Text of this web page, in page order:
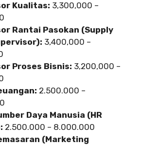
Kualitas: 3,300,000 –
Rantai Pasokan (Supply
3,400,000 –
Proses Bisnis: 3,200,000 –
2.500.000 –
Daya Manusia (HR
2.500.000 – 8.000.000
(Marketing